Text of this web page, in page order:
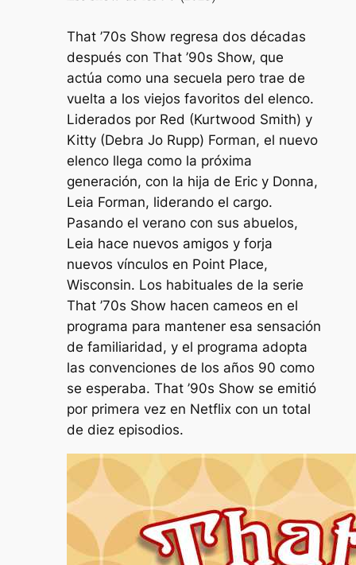
That ’70s Show regresa dos décadas
después con That ’90s Show, que
actúa como una secuela pero trae de
vuelta a los viejos favoritos del elenco.
Liderados por Red (Kurtwood Smith) y
Kitty (Debra Jo Rupp) Forman, el nuevo
elenco llega como la próxima
generación, con la hija de Eric y Donna,
Leia Forman, liderando el cargo.
Pasando el verano con sus abuelos,
Leia hace nuevos amigos y forja
nuevos vínculos en Point Place,
Wisconsin. Los habituales de la serie
That ’70s Show hacen cameos en el
programa para mantener esa sensación
de familiaridad, y el programa adopta
las convenciones de los años 90 como
se esperaba. That ’90s Show se emitió
por primera vez en Netflix con un total
de diez episodios.